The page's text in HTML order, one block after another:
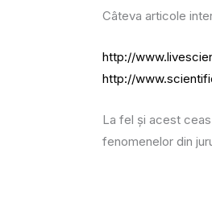
Câteva articole
http://
http://
La fel și acest
fenomenelor din